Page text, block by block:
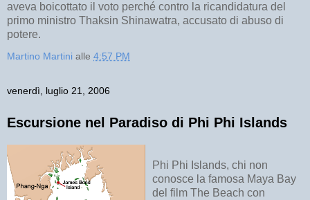
aveva boicottato il voto perché contro la ricandidatura del
primo ministro Thaksin Shinawatra, accusato di abuso di
potere.
Martino Martini alle 4:57 PM
venerdì, luglio 21, 2006
Escursione nel Paradiso di Phi Phi Islands
Phi Phi Islands, chi non
conosce la famosa Maya Bay
del film The Beach con